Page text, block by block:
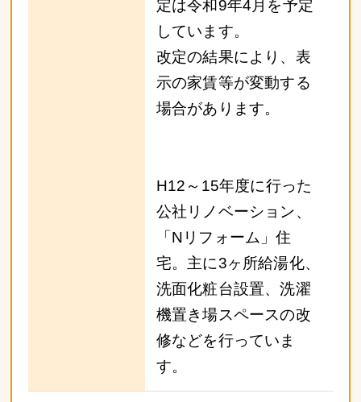
定は令和9年4月を予定
しています。
改定の結果により、表
示の家賃等が変動する
場合があります。
H12～15年度に行った
公社リノベーション、
「Nリフォーム」住
宅。主に3ヶ所給湯化、
洗面化粧台設置、洗濯
機置き場スペースの改
修などを行っていま
す。